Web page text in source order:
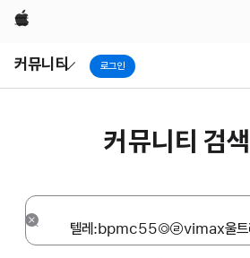
Apple
커뮤니티
Nav
Open
Menu
로그인
커뮤니티 검
재설정